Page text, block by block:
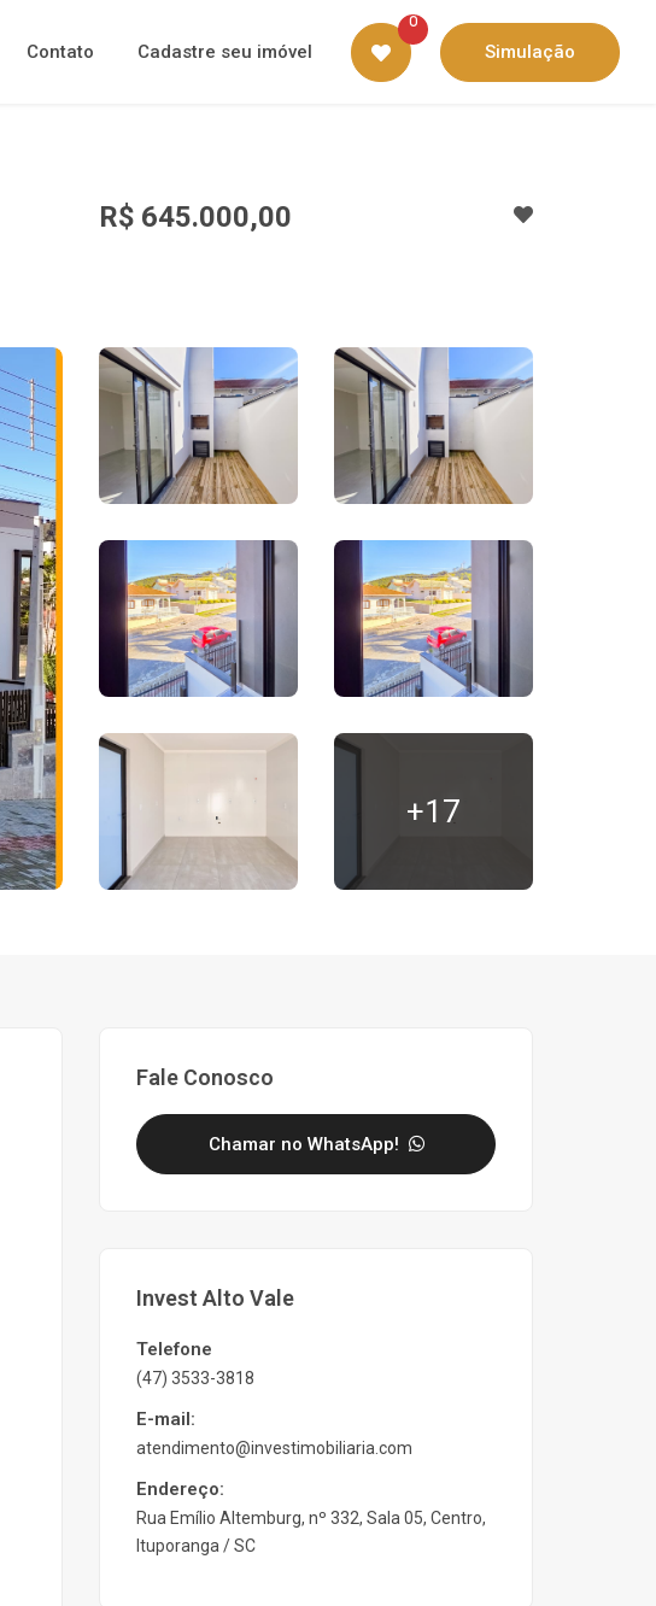
Contato Cadastre seu imóvel
0
Simulação
R$ 645.000,00
+17
Fale Conosco
Chamar no WhatsApp!
Invest Alto Vale
Telefone
(47) 3533-3818
E-mail:
atendimento@investimobiliaria.com
Endereço:
Rua Emílio Altemburg, nº 332, Sala 05, Centro,
Ituporanga / SC